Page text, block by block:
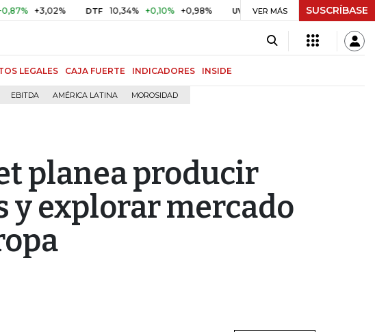
DTF 10,34% +0,10% +0,98% UVR $ 416,86 +$ 0,05 +0,01%
VER MÁS SUSCRÍBASE
LEGALES CAJA FUERTE INDICADORES INSIDE
EBITDA AMÉRICA LATINA MOROSIDAD
planea producir
y explorar mercado